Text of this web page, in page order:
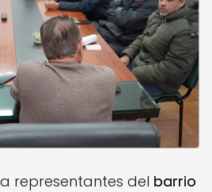
representantes del barrio